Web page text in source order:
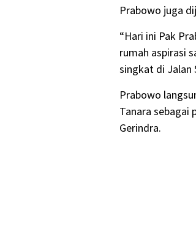
Prabowo juga
“Hari ini Pak
rumah aspirasi
singkat di Jalan
Prabowo
Tanara sebagai
Gerindra.